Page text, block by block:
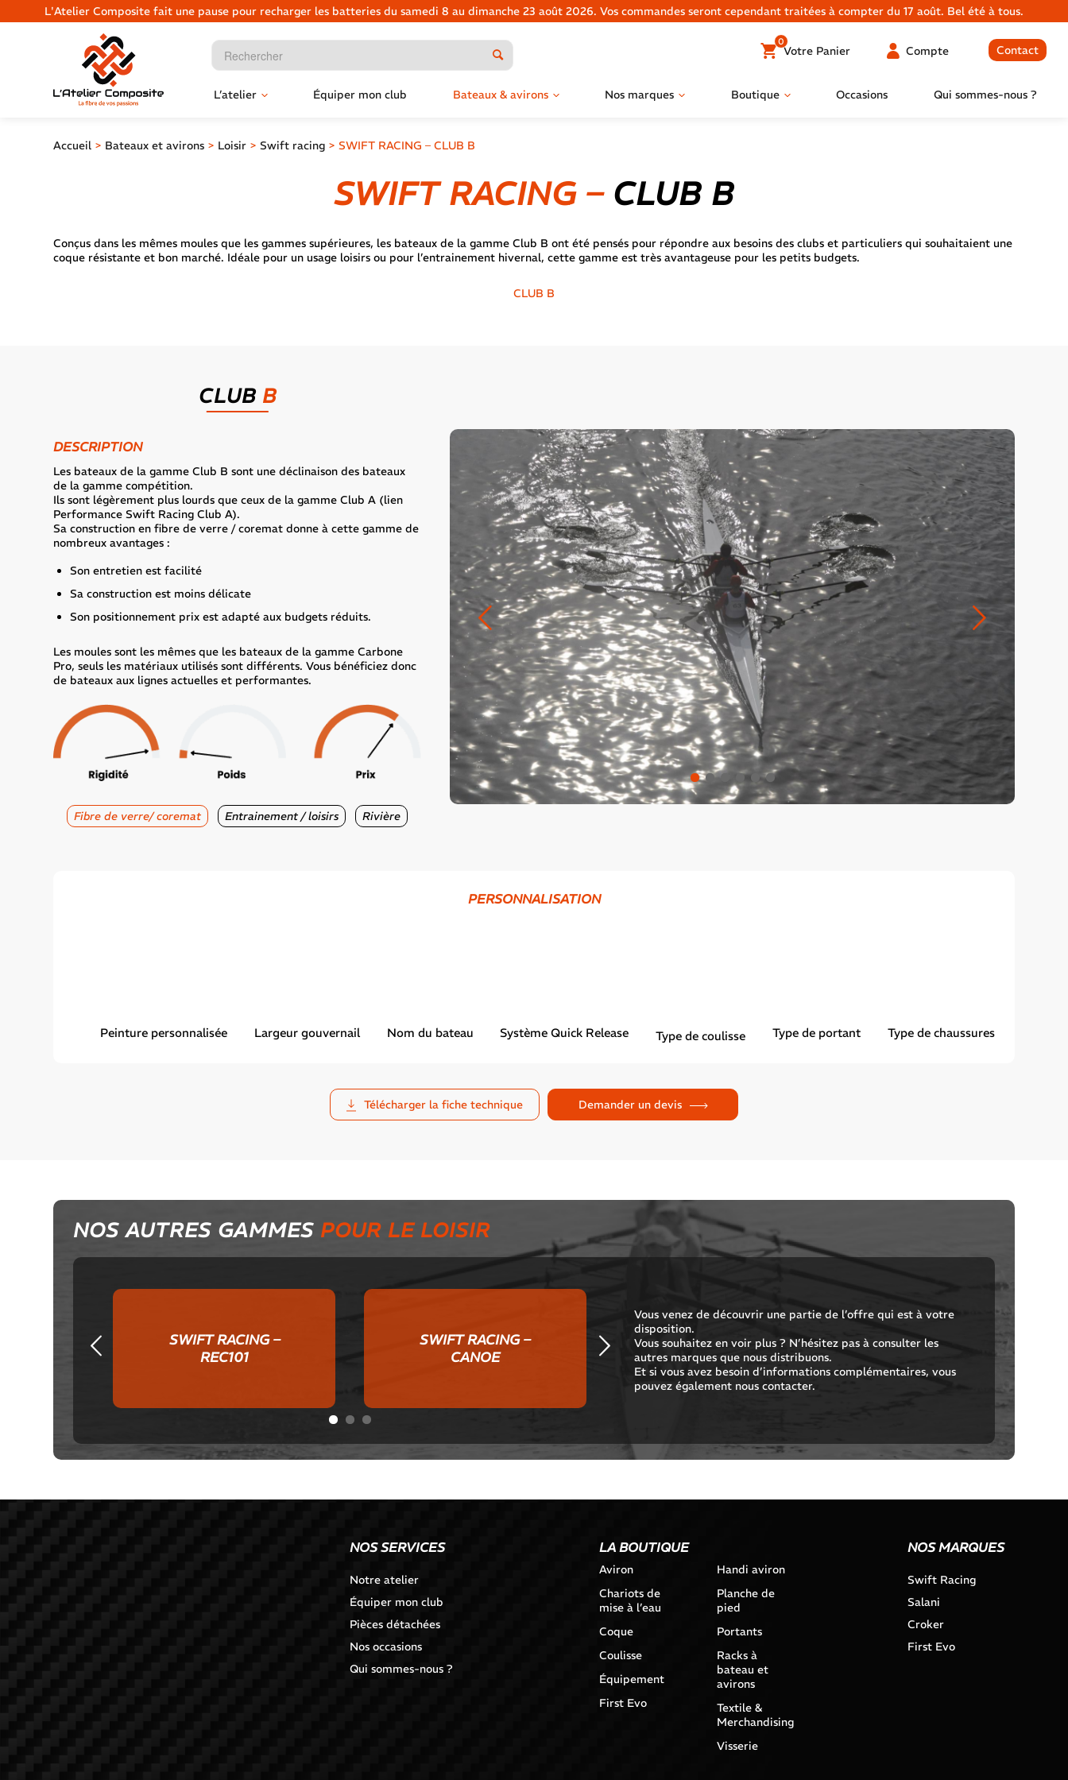
L'Atelier Composite fait une pause pour recharger les batteries du samedi 8 au dimanche 23 août 2026. Vos commandes seront cependant traitées à compter du 17 août. Bel été à tous.
Votre Panier Compte Contact
0
L’atelier Équiper mon club Bateaux & avirons Nos marques Boutique Occasions Qui sommes-nous ?
Accueil > Bateaux et avirons > Loisir > Swift racing > SWIFT RACING – CLUB B
SWIFT RACING –CLUB B
Conçus dans les mêmes moules que les gammes supérieures, les bateaux de la gamme Club B ont été pensés pour répondre aux besoins des clubs et particuliers qui souhaitaient une
coque résistante et bon marché. Idéale pour un usage loisirs ou pour l’entrainement hivernal, cette gamme est très avantageuse pour les petits budgets.
CLUB B
CLUBB
DESCRIPTION
Les bateaux de la gamme Club B sont une déclinaison des bateaux
de la gamme compétition.
Ils sont légèrement plus lourds que ceux de la gamme Club A (lien
Performance Swift Racing Club A).
Sa construction en fibre de verre / coremat donne à cette gamme de
nombreux avantages :
Son entretien est facilité
Sa construction est moins délicate
Son positionnement prix est adapté aux budgets réduits.
Les moules sont les mêmes que les bateaux de la gamme Carbone
Pro, seuls les matériaux utilisés sont différents. Vous bénéficiez donc
de bateaux aux lignes actuelles et performantes.
Fibre de verre/ coremat Entrainement / loisirs Rivière
Précédent Suivant
1 2 3 4 5 6
PERSONNALISATION
Peinture personnalisée Largeur gouvernail Nom du bateau Système Quick Release Type de coulisse Type de portant Type de chaussures
Télécharger la fiche technique Demander un devis
NOS AUTRES GAMMES POUR LE LOISIR
SWIFT RACING –
REC101
SWIFT RACING –
CANOE
Vous venez de découvrir une partie de l’offre qui est à votre
disposition.
Vous souhaitez en voir plus ? N’hésitez pas à consulter les
autres marques que nous distribuons.
Et si vous avez besoin d’informations complémentaires, vous
pouvez également nous contacter.
NOS SERVICES
Notre atelier
Équiper mon club
Pièces détachées
Nos occasions
Qui sommes-nous ?
LA BOUTIQUE
Aviron
Chariots de
mise à l’eau
Coque
Coulisse
Équipement
First Evo
Handi aviron
Planche de
pied
Portants
Racks à
bateau et
avirons
Textile &
Merchandising
Visserie
NOS MARQUES
Swift Racing
Salani
Croker
First Evo